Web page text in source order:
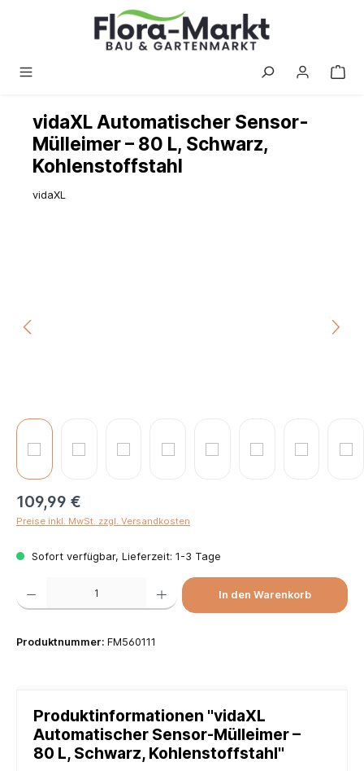
vidaXL Automatischer Sensor-
Mülleimer – 80 L, Schwarz,
Kohlenstoffstahl
vidaXL
109,99 €
Preise inkl. MwSt. zzgl. Versandkosten
Sofort verfügbar, Lieferzeit: 1-3 Tage
Produkt Anzahl: Gib den gewünschten Wert ein oder benutze die Schaltflächen um die
In den Warenkorb
Produktnummer: FM560111
Produktinformationen "vidaXL
Automatischer Sensor-Mülleimer –
80 L, Schwarz, Kohlenstoffstahl"